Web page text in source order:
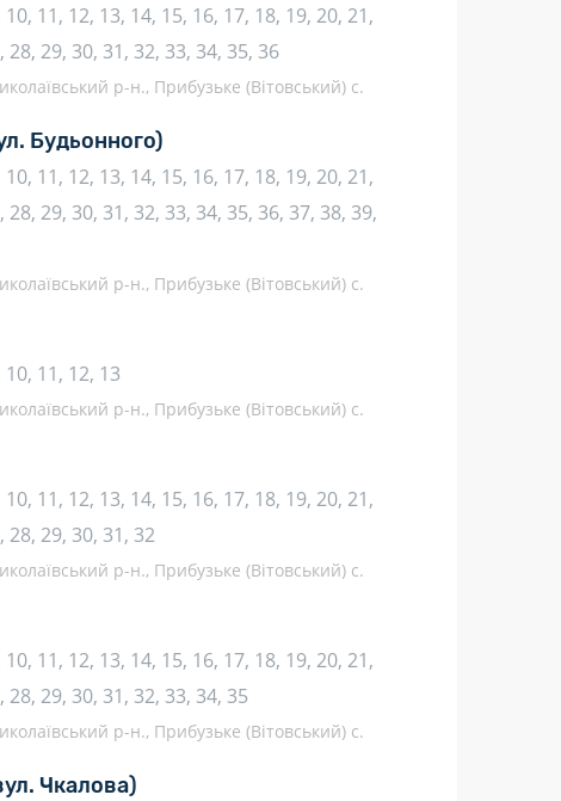
10, 11, 12, 13, 14, 15, 16, 17, 18, 19, 20, 21,
28, 29, 30, 31, 32, 33, 34, 35, 36
р-н., Прибузьке (Вітовський) с.
Будьонного)
10, 11, 12, 13, 14, 15, 16, 17, 18, 19, 20, 21,
28, 29, 30, 31, 32, 33, 34, 35, 36, 37, 38, 39,
р-н., Прибузьке (Вітовський) с.
10, 11, 12, 13
р-н., Прибузьке (Вітовський) с.
10, 11, 12, 13, 14, 15, 16, 17, 18, 19, 20, 21,
28, 29, 30, 31, 32
р-н., Прибузьке (Вітовський) с.
10, 11, 12, 13, 14, 15, 16, 17, 18, 19, 20, 21,
28, 29, 30, 31, 32, 33, 34, 35
р-н., Прибузьке (Вітовський) с.
Чкалова)